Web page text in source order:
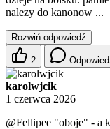
nalezy do kanonow ...
Rozwiń odpowiedź
2
karolwjcik
1 czerwca 2026
@Fellipee "oboje" - a